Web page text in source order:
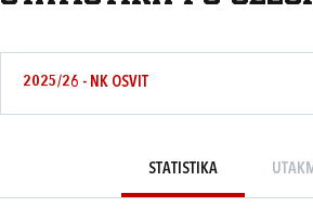
2025/26 - NK OSVIT
STATISTIKA